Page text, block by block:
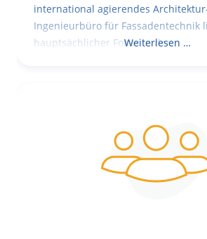
international agierendes
Ingenieurbüro für Fassadentechnik
hauptsächlicher Fokus in der
Weiterlesen …